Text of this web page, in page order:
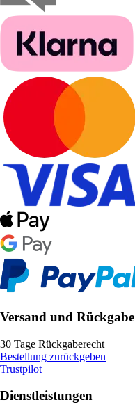
Versand und Rückgabe
30 Tage Rückgaberecht
Bestellung zurückgeben
Trustpilot
Dienstleistungen